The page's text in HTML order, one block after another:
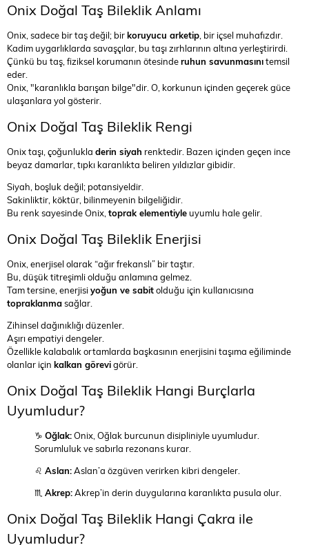
Onix Doğal Taş Bileklik Anlamı
Onix, sadece bir taş değil; birkoruyucu arketip, bir içsel muhafızdır.
Kadim uygarlıklarda savaşçılar, bu taşı zırhlarının altına yerleştirirdi.
Çünkü bu taş, fiziksel korumanın ötesinderuhun savunmasınıtemsil
eder.
Onix, "karanlıkla barışan bilge"dir. O, korkunun içinden geçerek güce
ulaşanlara yol gösterir.
Onix Doğal Taş Bileklik Rengi
Onix taşı, çoğunlukla derin siyah renktedir. Bazen içinden geçen ince
beyaz damarlar, tıpkı karanlıkta beliren yıldızlar gibidir.
Siyah, boşluk değil; potansiyeldir.
Sakinliktir, köktür, bilinmeyenin bilgeliğidir.
Bu renk sayesinde Onix,toprak elementiyle uyumlu hale gelir.
Onix Doğal Taş Bileklik Enerjisi
Onix, enerjisel olarak “ağır frekanslı” bir taştır.
Bu, düşük titreşimli olduğu anlamına gelmez.
Tam tersine, enerjisiyoğun ve sabitolduğu için kullanıcısına
topraklanmasağlar.
Zihinsel dağınıklığı düzenler.
Aşırı empatiyi dengeler.
Özellikle kalabalık ortamlarda başkasının enerjisini taşıma eğiliminde
olanlar için kalkan görevigörür.
Onix Doğal Taş Bileklik Hangi Burçlarla
Uyumludur?
♑ Oğlak:Onix, Oğlak burcunun disipliniyle uyumludur.
Sorumluluk ve sabırla rezonans kurar.
♌ Aslan:Aslan’a özgüven verirken kibri dengeler.
♏ Akrep:Akrep’in derin duygularına karanlıkta pusula olur.
Onix Doğal Taş Bileklik Hangi Çakra ile
Uyumludur?